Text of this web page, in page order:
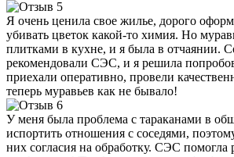
Я очень ценила свое жилье, дорого
убивать цветок какой-то химия. Но
плитками в кухне, и я была в отчаянии.
рекомендовали СЭС, и я решила
приехали оперативно, провели
теперь муравьев как не бывало!
У меня была проблема с тараканами в
испортить отношения с соседями,
них согласия на обработку. СЭС помогла